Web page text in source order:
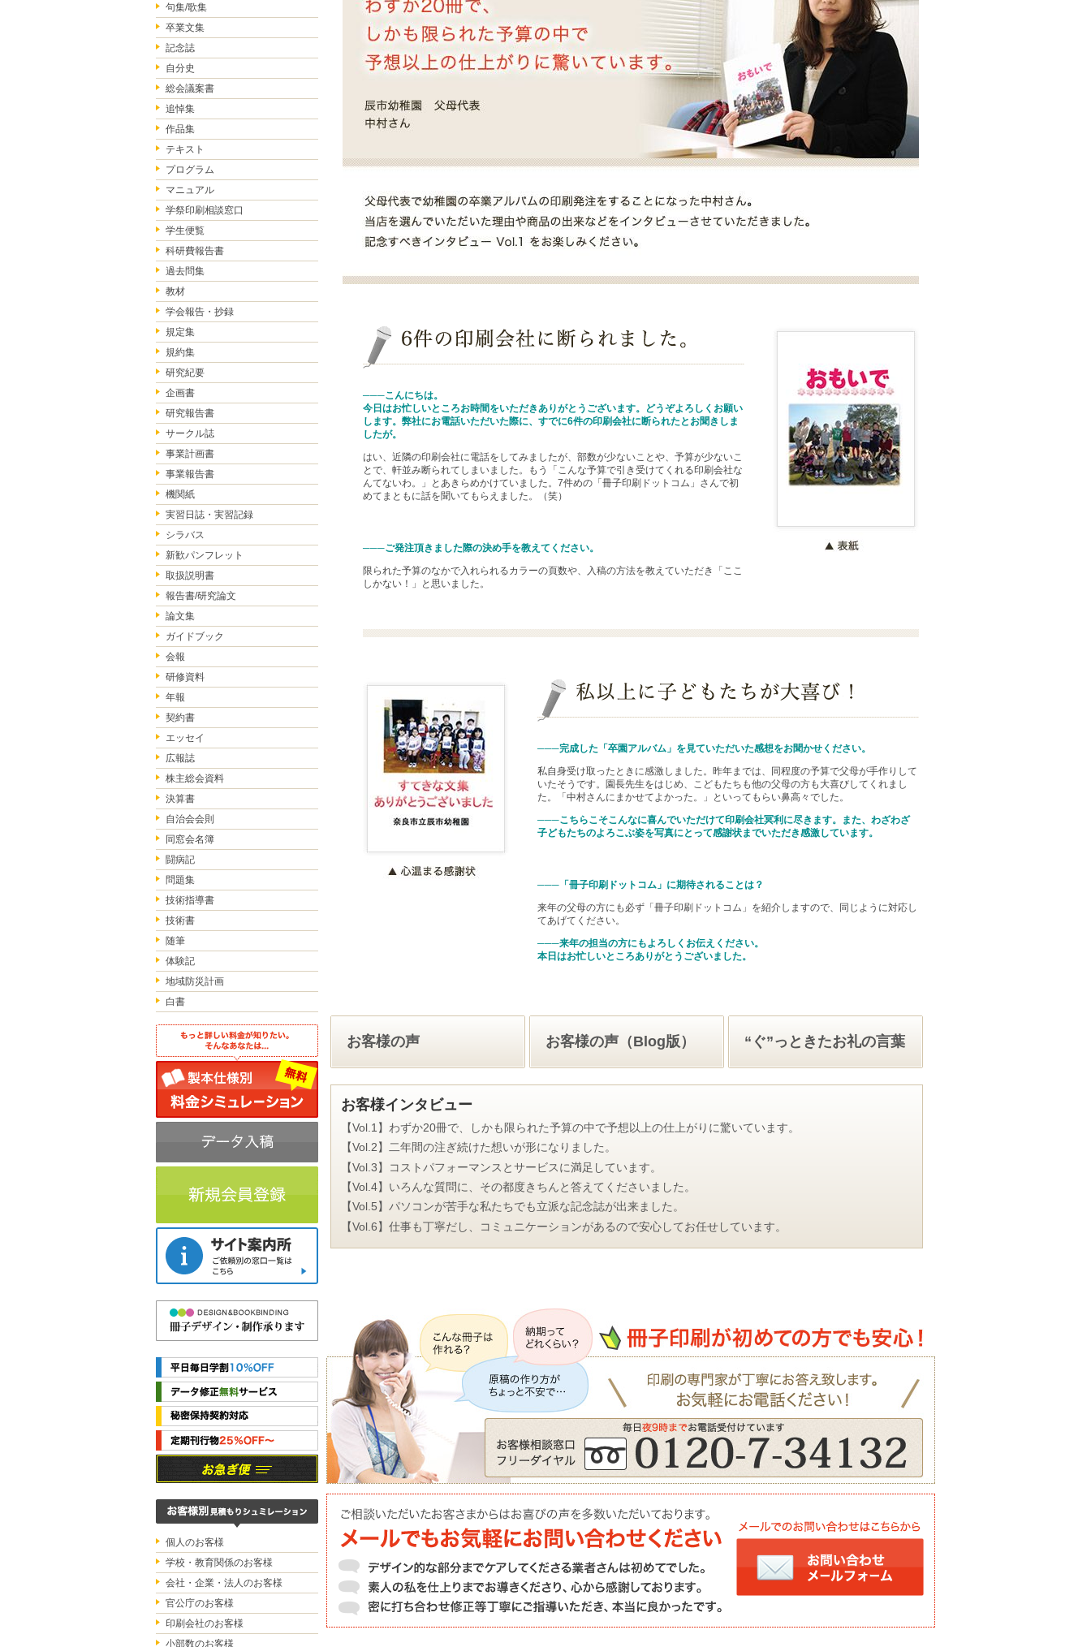
───こんにちは。
今日はお忙しいところお時間をいただきありがとうございます。どうぞよろしくお願い
します。弊社にお電話いただいた際に、すでに6件の印刷会社に断られたとお聞きしま
したが。
はい、近隣の印刷会社に電話をしてみましたが、部数が少ないことや、予算が少ないこ
とで、軒並み断られてしまいました。もう「こんな予算で引き受けてくれる印刷会社な
んてないわ。」とあきらめかけていました。7件めの「冊子印刷ドットコム」さんで初
めてまともに話を聞いてもらえました。（笑）
───ご発注頂きました際の決め手を教えてください。
限られた予算のなかで入れられるカラーの頁数や、入稿の方法を教えていただき「ここ
しかない！」と思いました。
───完成した「卒園アルバム」を見ていただいた感想をお聞かせください。
私自身受け取ったときに感激しました。昨年までは、同程度の予算で父母が手作りして
いたそうです。園長先生をはじめ、こどもたちも他の父母の方も大喜びしてくれまし
た。「中村さんにまかせてよかった。」といってもらい鼻高々でした。
───こちらこそこんなに喜んでいただけて印刷会社冥利に尽きます。また、わざわざ
子どもたちのよろこぶ姿を写真にとって感謝状までいただき感激しています。
───「冊子印刷ドットコム」に期待されることは？
来年の父母の方にも必ず「冊子印刷ドットコム」を紹介しますので、同じように対応し
てあげてください。
───来年の担当の方にもよろしくお伝えください。
本日はお忙しいところありがとうございました。
お客様の声 お客様の声（Blog版） “ぐ”っときたお礼の言葉
お客様インタビュー
【Vol.1】わずか20冊で、しかも限られた予算の中で予想以上の仕上がりに驚いています。
【Vol.2】二年間の注ぎ続けた想いが形になりました。
【Vol.3】コストパフォーマンスとサービスに満足しています。
【Vol.4】いろんな質問に、その都度きちんと答えてくださいました。
【Vol.5】パソコンが苦手な私たちでも立派な記念誌が出来ました。
【Vol.6】仕事も丁寧だし、コミュニケーションがあるので安心してお任せしています。
句集/歌集
卒業文集
記念誌
自分史
総会議案書
追悼集
作品集
テキスト
プログラム
マニュアル
学祭印刷相談窓口
学生便覧
科研費報告書
過去問集
教材
学会報告・抄録
規定集
規約集
研究紀要
企画書
研究報告書
サークル誌
事業計画書
事業報告書
機関紙
実習日誌・実習記録
シラバス
新歓パンフレット
取扱説明書
報告書/研究論文
論文集
ガイドブック
会報
研修資料
年報
契約書
エッセイ
広報誌
株主総会資料
決算書
自治会会則
同窓会名簿
闘病記
問題集
技術指導書
技術書
随筆
体験記
地域防災計画
白書
個人のお客様
学校・教育関係のお客様
会社・企業・法人のお客様
官公庁のお客様
印刷会社のお客様
小部数のお客様